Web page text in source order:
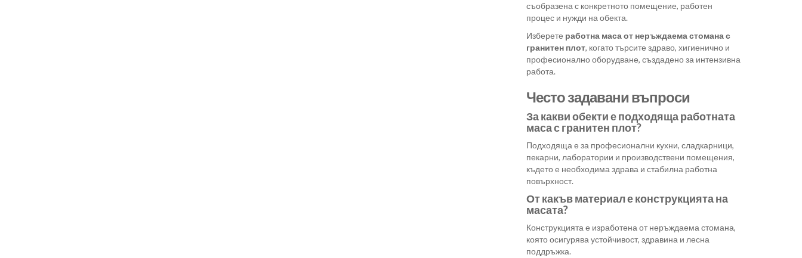
съобразена с конкретното помещение, работен
процес и нужди на обекта.
Изберете работна маса от неръждаема стомана с
гранитен плот, когато търсите здраво, хигиенично и
професионално оборудване, създадено за интензивна
работа.
Често задавани въпроси
За какви обекти е подходяща работната
маса с гранитен плот?
Подходяща е за професионални кухни, сладкарници,
пекарни, лаборатории и производствени помещения,
където е необходима здрава и стабилна работна
повърхност.
От какъв материал е конструкцията на
масата?
Конструкцията е изработена от неръждаема стомана,
която осигурява устойчивост, здравина и лесна
поддръжка.